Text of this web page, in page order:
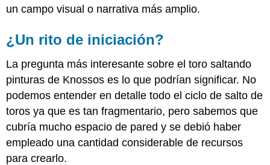
un campo visual o narrativa más amplio.
¿Un rito de iniciación?
La pregunta más interesante sobre el toro saltando
pinturas de Knossos es lo que podrían significar. No
podemos entender en detalle todo el ciclo de salto de
toros ya que es tan fragmentario, pero sabemos que
cubría mucho espacio de pared y se debió haber
empleado una cantidad considerable de recursos
para crearlo.